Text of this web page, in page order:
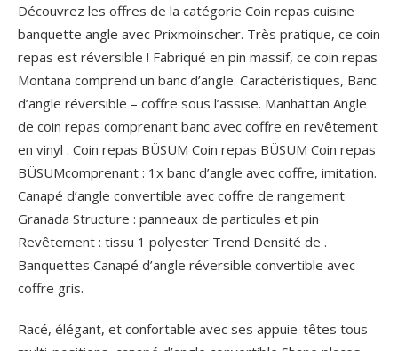
Découvrez les offres de la catégorie Coin repas cuisine
banquette angle avec Prixmoinscher. Très pratique, ce coin
repas est réversible ! Fabriqué en pin massif, ce coin repas
Montana comprend un banc d’angle. Caractéristiques, Banc
d’angle réversible – coffre sous l’assise. Manhattan Angle
de coin repas comprenant banc avec coffre en revêtement
en vinyl . Coin repas BÜSUM Coin repas BÜSUM Coin repas
BÜSUMcomprenant : 1x banc d’angle avec coffre, imitation.
Canapé d’angle convertible avec coffre de rangement
Granada Structure : panneaux de particules et pin
Revêtement : tissu 1 polyester Trend Densité de .
Banquettes Canapé d’angle réversible convertible avec
coffre gris.
Racé, élégant, et confortable avec ses appuie-têtes tous